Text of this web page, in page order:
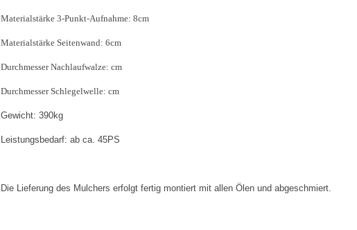
Materialstärke 3-Punkt-Aufnahme: 8cm
Materialstärke Seitenwand: 6cm
Durchmesser Nachlaufwalze: cm
Durchmesser Schlegelwelle: cm
Gewicht: 390kg
Leistungsbedarf: ab ca. 45PS
Die Lieferung des Mulchers erfolgt fertig montiert mit allen Ölen und abgeschmiert.